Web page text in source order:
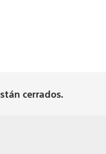
cerrados.